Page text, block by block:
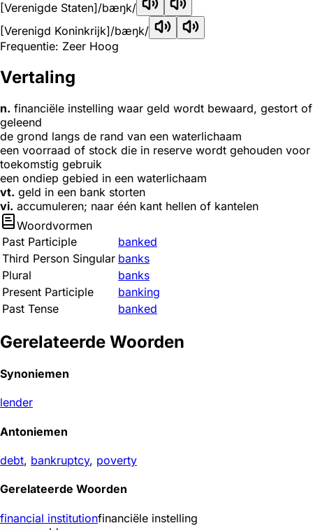
[Verenigde Staten]/bæŋk/
[Verenigd Koninkrijk]/bæŋk/
Frequentie: Zeer Hoog
Vertaling
n. financiële instelling waar geld wordt bewaard, gestort of
geleend
de grond langs de rand van een waterlichaam
een voorraad of stock die in reserve wordt gehouden voor
toekomstig gebruik
een ondiep gebied in een waterlichaam
vt. geld in een bank storten
vi. accumuleren; naar één kant hellen of kantelen
Woordvormen
Past Participle
banked
Third Person Singular banks
Plural
banks
Present Participle
banking
Past Tense
banked
Gerelateerde Woorden
Synoniemen
lender
Antoniemen
debt, bankruptcy, poverty
Gerelateerde Woorden
financial institutionfinanciële instelling